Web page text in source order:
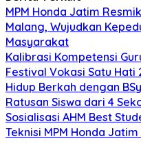
MPM Honda Jatim
Malang, Wujudkan
Masyarakat
Kalibrasi Kompetensi
Festival Vokasi Satu Hati
Hidup Berkah dengan
Ratusan Siswa dari 4
Sosialisasi AHM Best
Teknisi MPM Honda